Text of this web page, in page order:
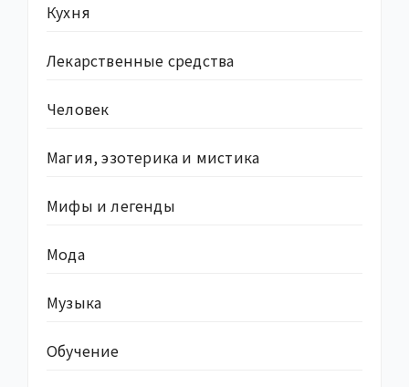
Кухня
Лекарственные средства
Человек
Магия, эзотерика и мистика
Мифы и легенды
Мода
Музыка
Обучение